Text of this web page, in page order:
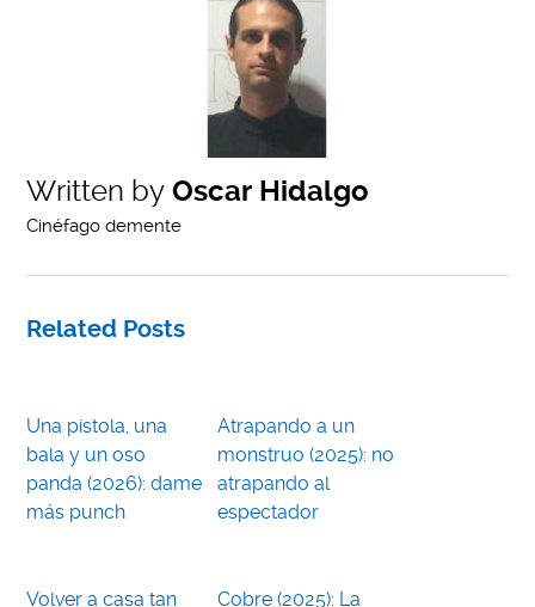
Written by Oscar Hidalgo
Cinéfago demente
Related Posts
Una pistola, una
bala y un oso
panda (2026): dame
más punch
Atrapando a un
monstruo (2025): no
atrapando al
espectador
Volver a casa tan
Cobre (2025): La